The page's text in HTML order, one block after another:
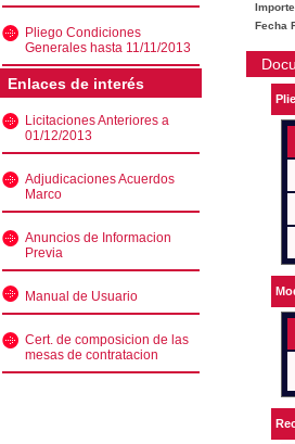
Pliego Condiciones
Generales hasta 11/11/2013
Enlaces de interés
Licitaciones Anteriores a
01/12/2013
Adjudicaciones Acuerdos
Marco
Anuncios de Informacion
Previa
Manual de Usuario
Cert. de composicion de las
mesas de contratacion
Fecha